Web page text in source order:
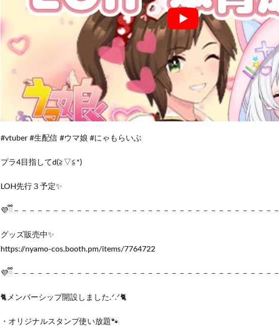
#vtuber #生配信 #ウマ娘 #にゃもらいぶ
プラ4目指してd(≧▽≦*)
LOH先行３予定✨
💜ྀི－－－－－－－－－－－－－－－－－－－－－－－－－－－－－－－－－－
グッズ販売中✨
https://nyamo-cos.booth.pm/items/7764722
💜ྀི－－－－－－－－－－－－－－－－－－－－－－－－－－－－－－－－－－
🐈メンバーシップ開設しました.ᐟ.ᐟ🐈
・オリジナルスタンプ使い放題🐾